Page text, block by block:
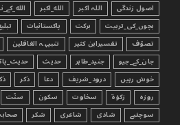
اصول زندگی
اللہ اکبر الله_اکبر
بچوں_کی_تربیت
برکت پاکستانیات
تصوّف
تفسیرابن کثیر تنبیہہ الغافلین
جان_کے_جیو
جنید_طاہر حدیث
خوش رہیں
درود_شریف دعا ذکر
روزہ
زکوٰۃ سخاوت سکون سنّت
سوچئیے
شادی شاعری شکر